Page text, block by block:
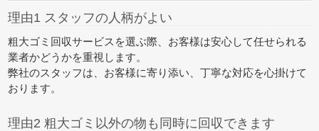
理由1 スタッフの人柄がよい
粗大ゴミ回収サービスを選ぶ際、お客様は安心して任せられる
業者かどうかを重視します。
弊社のスタッフは、お客様に寄り添い、丁寧な対応を心掛けて
おります。
理由2 粗大ゴミ以外の物も同時に回収できます